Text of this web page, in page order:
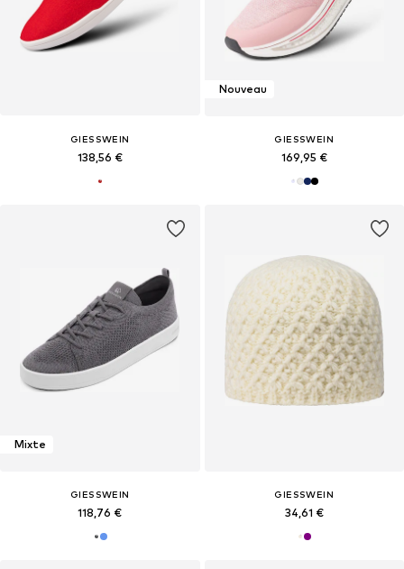
GIESSWEIN
138,56 €
Nouveau
GIESSWEIN
169,95 €
Mixte
GIESSWEIN
118,76 €
GIESSWEIN
34,61 €